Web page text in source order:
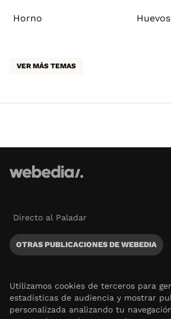
Horno Huevos
VER MÁS TEMAS
Directo al Paladar
OTRAS PUBLICACIONES DE WEBEDIA
Utilizamos cookies de terceros para
estadísticas de audiencia y mostrar
personalizada analizando tu